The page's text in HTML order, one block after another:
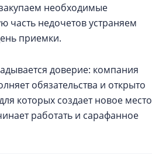
необходимые
часть недочетов устраняем
приемки.
доверие: компания
обязательства и открыто
которых создает новое место
работать и сарафанное